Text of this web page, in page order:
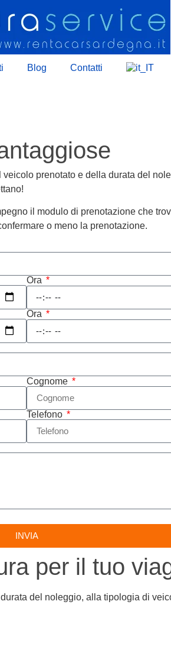
Blog Contatti
prenotato e della durata del
il modulo di prenotazione che
o meno la prenotazione.
Ora
Ora
Cognome
Telefono
INVIA
per il tuo
del noleggio, alla tipologia di